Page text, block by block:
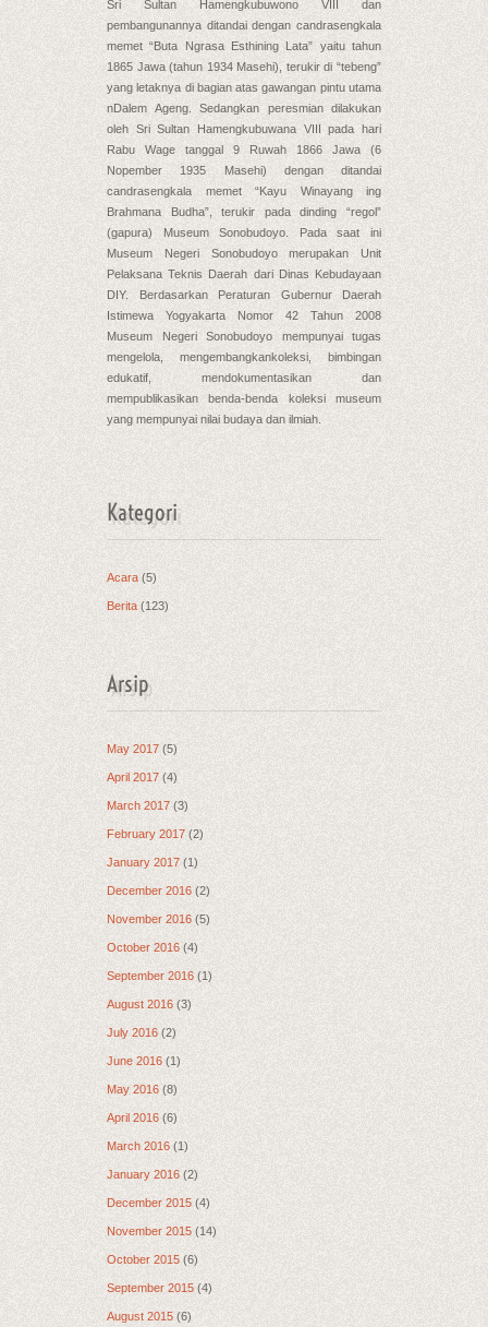
Sri Sultan Hamengkubuwono VIII dan
pembangunannya ditandai dengan candrasengkala
memet “Buta Ngrasa Esthining Lata” yaitu tahun
1865 Jawa (tahun 1934 Masehi), terukir di “tebeng”
yang letaknya di bagian atas gawangan pintu utama
nDalem Ageng. Sedangkan peresmian dilakukan
oleh Sri Sultan Hamengkubuwana VIII pada hari
Rabu Wage tanggal 9 Ruwah 1866 Jawa (6
Nopember 1935 Masehi) dengan ditandai
candrasengkala memet “Kayu Winayang ing
Brahmana Budha”, terukir pada dinding “regol”
(gapura) Museum Sonobudoyo. Pada saat ini
Museum Negeri Sonobudoyo merupakan Unit
Pelaksana Teknis Daerah dari Dinas Kebudayaan
DIY. Berdasarkan Peraturan Gubernur Daerah
Istimewa Yogyakarta Nomor 42 Tahun 2008
Museum Negeri Sonobudoyo mempunyai tugas
mengelola, mengembangkankoleksi, bimbingan
edukatif, mendokumentasikan dan
mempublikasikan benda-benda koleksi museum
yang mempunyai nilai budaya dan ilmiah.
Kategori
Acara (5)
Berita (123)
Arsip
May 2017 (5)
April 2017 (4)
March 2017 (3)
February 2017 (2)
January 2017 (1)
December 2016 (2)
November 2016 (5)
October 2016 (4)
September 2016 (1)
August 2016 (3)
July 2016 (2)
June 2016 (1)
May 2016 (8)
April 2016 (6)
March 2016 (1)
January 2016 (2)
December 2015 (4)
November 2015 (14)
October 2015 (6)
September 2015 (4)
August 2015 (6)